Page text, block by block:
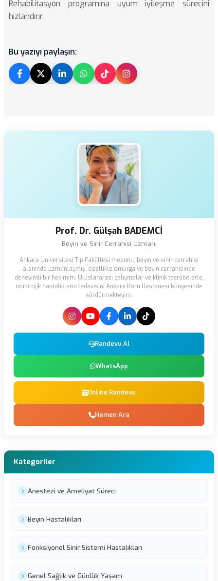
Rehabilitasyon programına uyum iyileşme sürecini
hızlandırır.
Bu yazıyı paylaşın:
Prof. Dr. Gülşah BADEMCİ
Beyin ve Sinir Cerrahisi Uzmanı
Ankara Üniversitesi Tıp Fakültesi mezunu, beyin ve sinir cerrahisi
alanında uzmanlaşmış, özellikle omurga ve beyin cerrahisinde
deneyimli bir hekimim. Uluslararası çalışmalar ve klinik tecrübelerle,
nörolojik hastalıkların tedavisini Ankara Koru Hastanesi bünyesinde
sürdürmekteyim.
Randevu Al
WhatsApp
Online Randevu
Hemen Ara
Kategoriler
Anestezi ve Ameliyat Süreci
Beyin Hastalıkları
Fonksiyonel Sinir Sistemi Hastalıkları
Genel Sağlık ve Günlük Yaşam